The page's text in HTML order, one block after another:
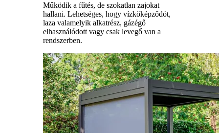
Működik a fűtés, de szokatlan zajokat
hallani. Lehetséges, hogy vízkőképződöt,
laza valamelyik alkatrész, gázégő
elhasználódott vagy csak levegő van a
rendszerben.